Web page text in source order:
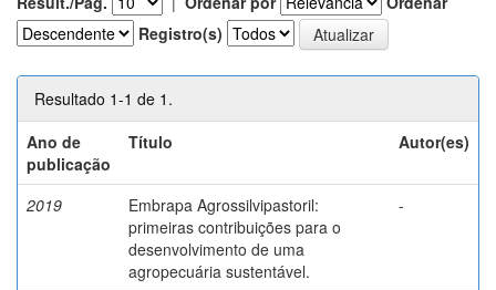
Registro(s)
Resultado 1-1 de 1.
Ano de
publicação
Título Autor(es)
2019
Embrapa Agrossilvipastoril:
primeiras contribuições para o
desenvolvimento de uma
agropecuária sustentável.
-